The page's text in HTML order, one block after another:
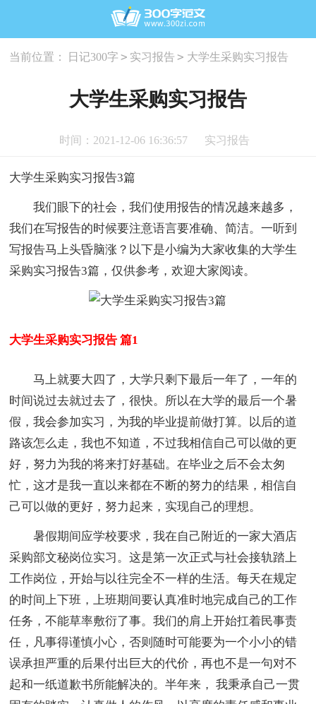
当前位置： 日记300字 > 实习报告 > 大学生采购实习报告
大学生采购实习报告
时间：2021-12-06 16:36:57 实习报告
大学生采购实习报告3篇
我们眼下的社会，我们使用报告的情况越来越多，
我们在写报告的时候要注意语言要准确、简洁。一听到
写报告马上头昏脑涨？以下是小编为大家收集的大学生
采购实习报告3篇，仅供参考，欢迎大家阅读。
大学生采购实习报告 篇1
马上就要大四了，大学只剩下最后一年了，一年的
时间说过去就过去了，很快。所以在大学的最后一个暑
假，我会参加实习，为我的毕业提前做打算。以后的道
路该怎么走，我也不知道，不过我相信自己可以做的更
好，努力为我的将来打好基础。在毕业之后不会太匆
忙，这才是我一直以来都在不断的努力的结果，相信自
己可以做的更好，努力起来，实现自己的理想。
暑假期间应学校要求，我在自己附近的一家大酒店
采购部文秘岗位实习。这是第一次正式与社会接轨踏上
工作岗位，开始与以往完全不一样的生活。每天在规定
的时间上下班，上班期间要认真准时地完成自己的工作
任务，不能草率敷衍了事。我们的肩上开始扛着民事责
任，凡事得谨慎小心，否则随时可能要为一个小小的错
误承担严重的后果付出巨大的代价，再也不是一句对不
起和一纸道歉书所能解决的。半年来， 我秉承自己一贯